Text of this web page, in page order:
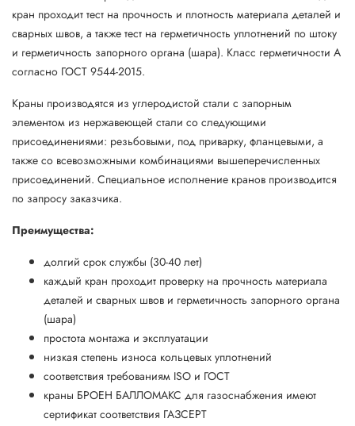
кран проходит тест на прочность и плотность материала деталей и
сварных швов, а также тест на герметичность уплотнений по штоку
и герметичность запорного органа (шара). Класс герметичности А
согласно ГОСТ 9544-2015.
Краны производятся из углеродистой стали с запорным
элементом из нержавеющей стали со следующими
присоединениями: резьбовыми, под приварку, фланцевыми, а
также со всевозможными комбинациями вышеперечисленных
присоединений. Специальное исполнение кранов производится
по запросу заказчика.
Преимущества:
долгий срок службы (30-40 лет)
каждый кран проходит проверку на прочность материала
деталей и сварных швов и герметичность запорного органа
(шара)
простота монтажа и эксплуатации
низкая степень износа кольцевых уплотнений
соответствия требованиям ISO и ГОСТ
краны БРОЕН БАЛЛОМАКС для газоснабжения имеют
сертификат соответствия ГАЗСЕРТ